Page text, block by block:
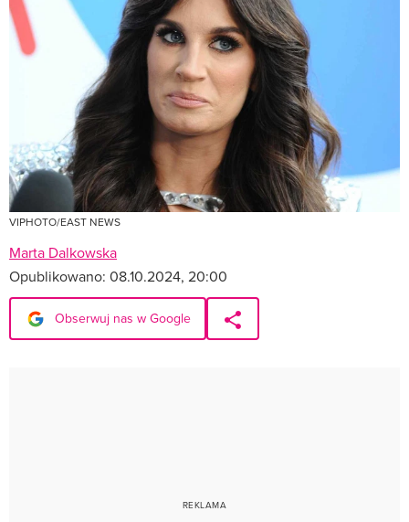
VIPHOTO/EAST NEWS
Marta Dalkowska
Opublikowano: 08.10.2024, 20:00
Obserwuj nas w Google